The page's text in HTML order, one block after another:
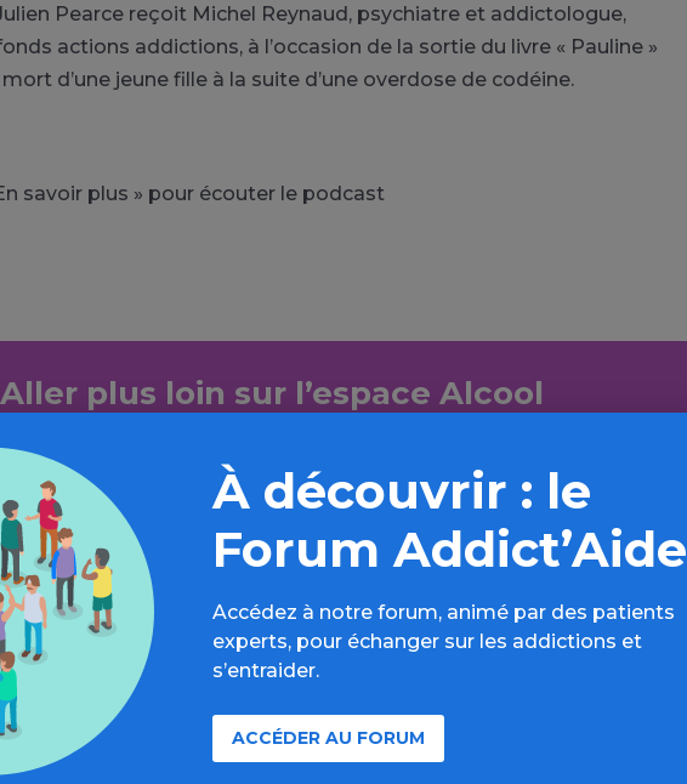
Pearce reçoit Michel Reynaud, psychiatre et addictologue,
actions addictions, à l’occasion de la sortie du livre « Pauline »
d’une jeune fille à la suite d’une overdose de codéine.
savoir plus » pour écouter le podcast
Aller plus loin sur l’espace Alcool
parcours d’évaluations, bonnes pratiques, FAQ,
annuaires, ressources, actualités...
Découvrir
À découvrir : le
Forum Addict’Aide
Accédez à notre forum, animé par des patients
experts, pour échanger sur les addictions et
s’entraider.
ACCÉDER AU FORUM